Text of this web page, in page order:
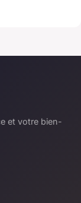
et votre bien-